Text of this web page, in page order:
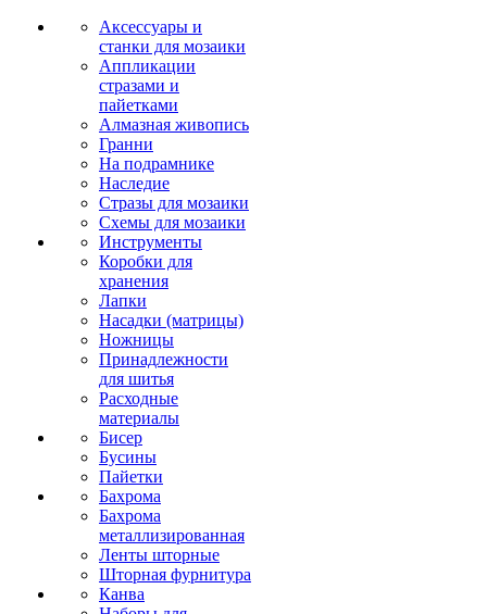
Аксессуары и
станки для мозаики
Аппликации
стразами и
пайетками
Алмазная живопись
Гранни
На подрамнике
Наследие
Стразы для мозаики
Схемы для мозаики
Инструменты
Коробки для
хранения
Лапки
Насадки (матрицы)
Ножницы
Принадлежности
для шитья
Расходные
материалы
Бисер
Бусины
Пайетки
Бахрома
Бахрома
металлизированная
Ленты шторные
Шторная фурнитура
Канва